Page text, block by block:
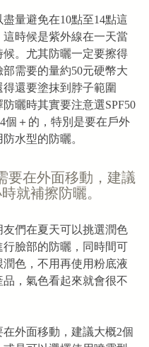
量避免在10點至14點這
時候是紫外線在一天當
候。尤其防曬一定要擦得
需要的量約50元硬幣大
還要塗抹到脖子範圍
曬時其實要注意選SPF50
個＋的，特別是要在戶外
水型的防曬。
要在外面移動，建議
就補擦防曬。
友們在夏天可以挑選潤色
臉部的防曬，同時間可
潤色，不用再使用粉底液
，氣色看起來就會很不
外面移動，建議大概2個